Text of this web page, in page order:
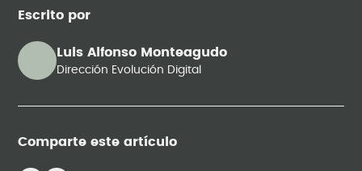
Escrito por
Luis Alfonso Monteagudo
Dirección Evolución Digital
Comparte este artículo